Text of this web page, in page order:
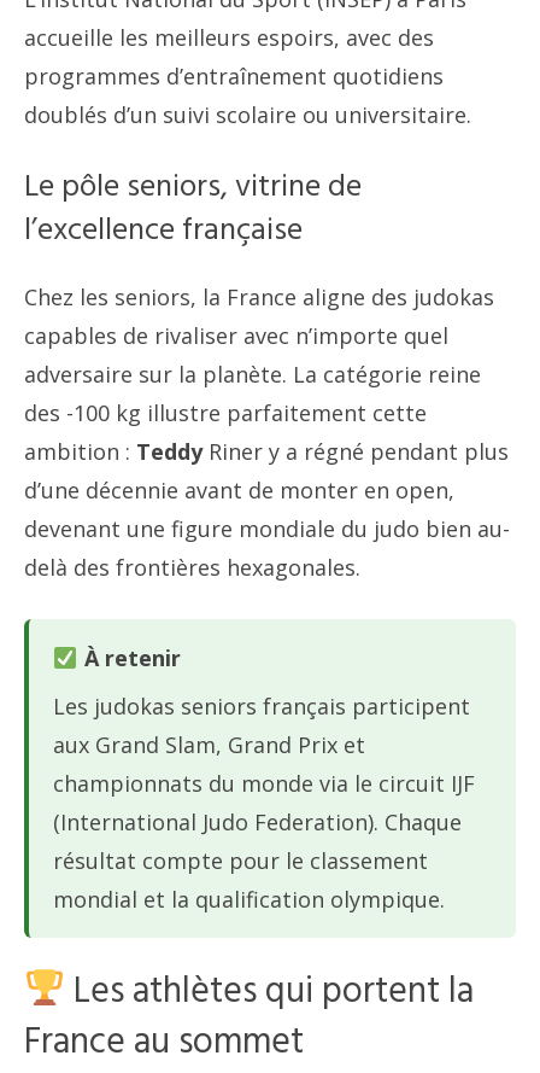
accueille les meilleurs espoirs, avec des
programmes d’entraînement quotidiens
doublés d’un suivi scolaire ou universitaire.
Le pôle seniors, vitrine de
l’excellence française
Chez les seniors, la France aligne des judokas
capables de rivaliser avec n’importe quel
adversaire sur la planète. La catégorie reine
des -100 kg illustre parfaitement cette
ambition : TeddyRiner y a régné pendant plus
d’une décennie avant de monter en open,
devenant une figure mondiale du judo bien au-
delà des frontières hexagonales.
À retenir
Les judokas seniors français participent
aux Grand Slam, Grand Prix et
championnats du monde via le circuit IJF
(International Judo Federation). Chaque
résultat compte pour le classement
mondial et la qualification olympique.
Les athlètes qui portent la
France au sommet